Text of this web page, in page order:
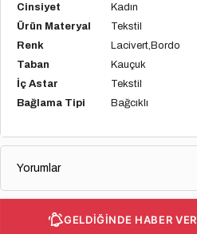
Cinsiyet
Kadın
Ürün Materyal
Tekstil
Renk
Lacivert Bordo
Taban
Kauçuk
İç Astar
Tekstil
Bağlama Tipi
Bağcıklı
Yorumlar
GELDİĞİNDE HABER VER